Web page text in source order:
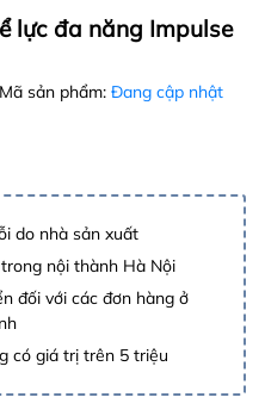
lực đa năng Impulse
Mã sản phẩm: Đang cập nhật
do nhà sản xuất
nội thành Hà Nội
đối với các đơn hàng ở
có giá trị trên 5 triệu